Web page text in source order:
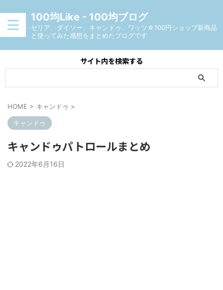
100均Like - 100均ブログ
セリア、ダイソー、キャンドゥ、ワッツ☆100円ショップ新商品
と使ってみた感想をまとめたブログです
サイト内を検索する
HOME > キャンドゥ >
キャンドゥ
キャンドゥパトロールまとめ
2022年6月16日